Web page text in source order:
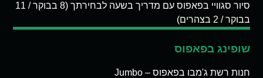
סיור סגוויי בפאפוס עם מדריך בשעה לבחירתך (8 בבוקר / 11
בבוקר / 2 בצהרים)
שופינג בפאפוס
חנות רשת ג'מבו בפאפוס – Jumbo